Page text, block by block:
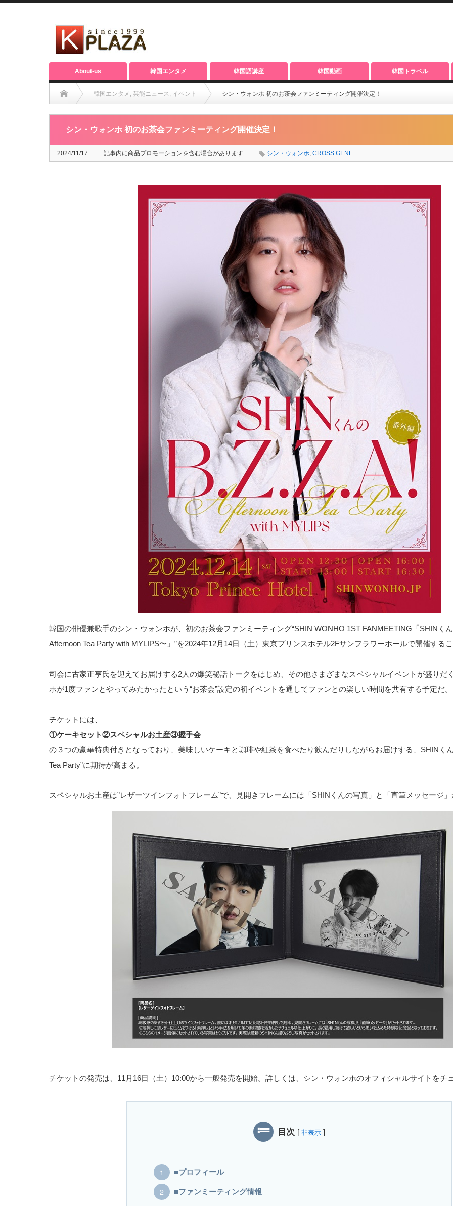
About-us 韓国エンタメ 韓国語講座 韓国動画 韓国トラベル
韓国エンタメ , 芸能ニュース, イベント シン・ウォンホ 初のお茶会ファンミーティング開催決定！
シン・ウォンホ 初のお茶会ファンミーティング開催決定！
2024/11/17 記事内に商品プロモーションを含む場合があります シン・ウォンホ, CROSS GENE
韓国の俳優兼歌手のシン・ウォンホが、初のお茶会ファンミーティング“SHIN WONHO 1ST FANMEETING「SHINく
Afternoon Tea Party with MYLIPS〜」”を2024年12月14日（土）東京プリンスホテル2Fサンフラワーホールで開催する
司会に古家正亨氏を迎えてお届けする2人の爆笑秘話トークをはじめ、その他さまざまなスペシャルイベントが盛りだ
ホが1度ファンとやってみたかったという“お茶会”設定の初イベントを通してファンとの楽しい時間を共有する予定だ。
チケットには、
①ケーキセット②スペシャルお土産③握手会
の３つの豪華特典付きとなっており、美味しいケーキと珈琲や紅茶を食べたり飲んだりしながらお届けする、SHINく
Tea Party”に期待が高まる。
スペシャルお土産は”レザーツインフォトフレーム”で、見開きフレームには「SHINくんの写真」と「直筆メッセージ
チケットの発売は、11月16日（土）10:00から一般発売を開始。詳しくは、シン・ウォンホのオフィシャルサイトをチ
目次 [ 非表示 ]
■プロフィール
■ファンミーティング情報